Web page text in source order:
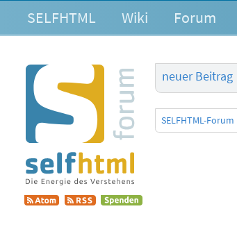
SELFHTML Wiki Forum
neuer Beitrag
SELFHTML-Forum